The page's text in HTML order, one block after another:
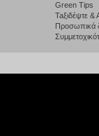
Green Tips
Taξιδέψτε
Προσωπικά